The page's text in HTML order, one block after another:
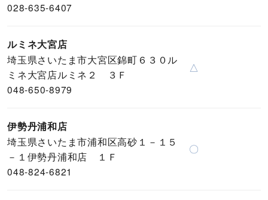
028-635-6407
ルミネ大宮店
埼玉県さいたま市大宮区錦町６３０ル
ミネ大宮店ルミネ２ ３Ｆ
048-650-8979
△
伊勢丹浦和店
埼玉県さいたま市浦和区高砂１－１５
－１伊勢丹浦和店 １Ｆ
048-824-6821
〇